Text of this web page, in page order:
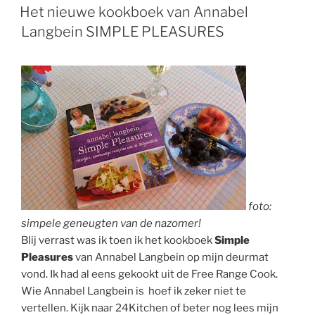
OP
Het nieuwe kookboek van Annabel
Langbein SIMPLE PLEASURES
foto:
simpele geneugten van de nazomer!
Blij verrast was ik toen ik het kookboekSimple
Pleasuresvan Annabel Langbein op mijn deurmat
vond. Ik had al eens gekookt uit de Free Range Cook.
Wie Annabel Langbein is hoef ik zeker niet te
vertellen. Kijk naar 24Kitchen of beter nog lees mijn